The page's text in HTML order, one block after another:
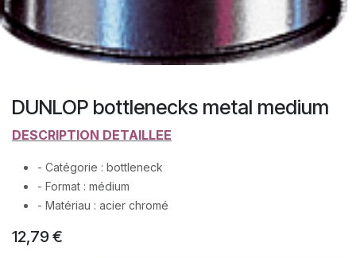
DUNLOP bottlenecks metal medium
​DESCRIPTION DETAILLEE
- Catégorie : bottleneck
- Format : médium
- Matériau : acier chromé
12,79€